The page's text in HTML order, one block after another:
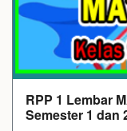
RPP 1 Lembar
Semester 1 dan